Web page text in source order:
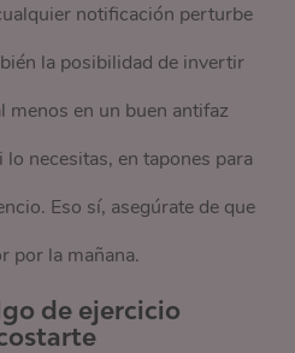
notificación perturbe
la posibilidad de invertir
menos en un buen antifaz
necesitas, en tapones para
Eso sí, asegúrate de que
por la mañana.
de ejercicio